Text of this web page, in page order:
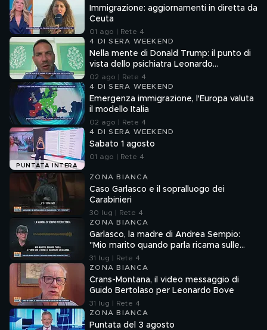
Immigrazione: aggiornamenti in diretta da
Ceuta
01 ago | Rete 4
4 DI SERA WEEKEND
Nella mente di Donald Trump: il punto di
vista dello psichiatra Leonardo
Mendolicchio
02 ago | Rete 4
4 DI SERA WEEKEND
Emergenza immigrazione, l'Europa valuta
il modello Italia
02 ago | Rete 4
PUNTATA INTERA
4 DI SERA WEEKEND
Sabato 1 agosto
01 ago | Rete 4
ZONA BIANCA
Caso Garlasco e il sopralluogo dei
Carabinieri
30 lug | Rete 4
ZONA BIANCA
Garlasco, la madre di Andrea Sempio:
"Mio marito quando parla ricama sulle
cose"
31 lug | Rete 4
ZONA BIANCA
Crans-Montana, il video messaggio di
Guido Bertolaso per Leonardo Bove
31 lug | Rete 4
ZONA BIANCA
Puntata del 3 agosto